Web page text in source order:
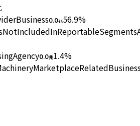
0.0兆56.9%
0.0兆1.4%